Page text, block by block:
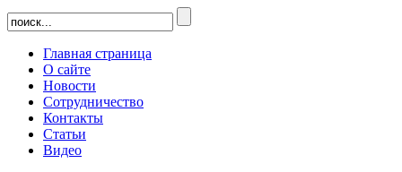
Главная страница
О сайте
Новости
Сотрудничество
Контакты
Статьи
Видео